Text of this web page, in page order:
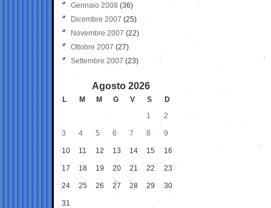
Gennaio 2008 (36)
Dicembre 2007 (25)
Novembre 2007 (22)
Ottobre 2007 (27)
Settembre 2007 (23)
Agosto 2026
L M M G V S
D
1
2
3 4 5 6 7 8 9
10 11 12 13 14 15 16
17 18 19 20 21 22 23
24 25 26 27 28 29 30
31